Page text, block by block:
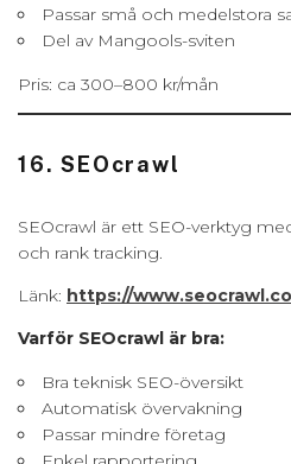
Passar små och medelstora
Del av Mangools-sviten
Pris: ca 300–800 kr/mån
16. SEOcrawl
SEOcrawl är ett SEO-verktyg
och rank tracking.
Länk: https://
Varför SEOcrawl är bra:
Bra teknisk SEO-översikt
Automatisk övervakning
Passar mindre företag